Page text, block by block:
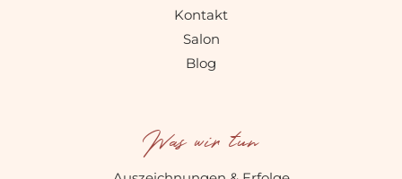
Kontakt
Salon
Blog
Was wir tun